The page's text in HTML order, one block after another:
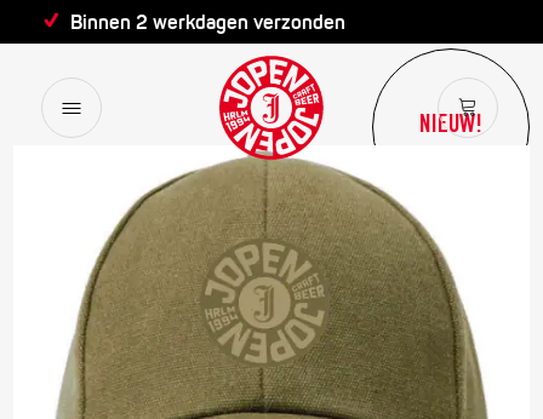
Binnen 2 werkdagen verzonden
NIEUW!